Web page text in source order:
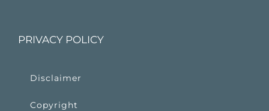
PRIVACY POLICY
Disclaimer
Copyright